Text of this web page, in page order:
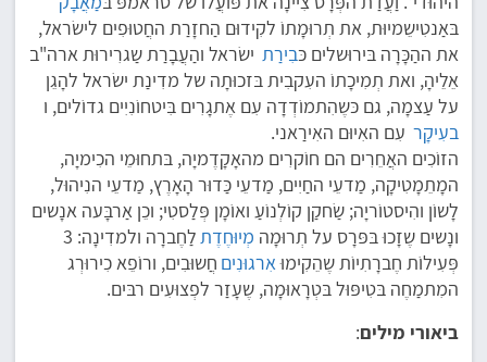
בּאַנטִישֵמיוּת, את תְרוּמָתוֹ לקִידוּם הַחזָרַת החֲטוּפִים לישׂראל,
את ההַכָּרָה בּירוּשלים כּבִירַת ישׂראל והַעֲבָרַת שַגרִירוּת ארה"ב
אֵלֵיהָ, ואת תְמִיכָתוֹ העִקבִית בּזכוּתָה של מדִינַת ישׂראל להָגֵן
על עַצמָה, גם כּשֶהִתמוֹדְדָה עִם אֶתגָרִים בִּיטחוֹנִיִים גדוֹלים, ו
בעִיקָר עִם האִיוּם האִירַאני.
הזוֹכִים האֲחֵרִים הם חוֹקרִים מהאָקָדֶמיָה, בּתחוּמֵי הכִימיָה,
המָתֵמָטִיקָה, מַדעֵי החַיִים, מַדעֵי כַּדוּר הָאָרֶץ, מַדעֵי הנִיהוּל,
לָשוֹן והִיסטוֹריָה; שַׂחקַן קוֹלְנוֹעַ ואוֹמָן פְּלַסטִי; וכֵן אַרבָּעה אנָשים
ונָשים שֶזָכוּ בּפּרָס על תְרוּמָה מְיוּחֶדֶת
לַחֶברָה ולמדִינָה: 3
פְּעִילוֹת חֶברָתִיוֹת שֶהֵקִימוּאִרגוּנִים חֲשוּבִים, ורוֹפֵא כִירוּרְג
המִתמַחֶה בּטִיפּוּל בּטְרָאוּמָה, שֶעָזַר לפְצוּעִים רבּים.
ביאורי מילים: